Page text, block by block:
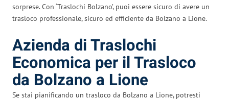
sorprese. Con ‘Traslochi Bolzano’, puoi essere sicuro di avere un
trasloco professionale, sicuro ed efficiente da Bolzano a Lione.
Azienda di Traslochi
Economica per il Trasloco
da Bolzano a Lione
Se stai pianificando un trasloco da Bolzano a Lione, potresti